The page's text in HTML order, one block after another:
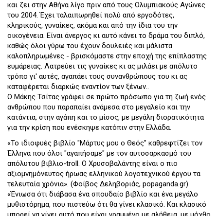
και ζει στην Αθήνα λίγο πριν από τους Ολυμπιακούς Αγώνες
του 2004. Έχει ταλαιπωρηθεί πολύ από εργοδότες,
κληρικούς, γυναίκες, ακόμα και από την ίδια του την
οικογένεια. Είναι άνεργος κι αυτό κάνει το δράμα του διπλό,
καθώς όλοι γύρω του έχουν δουλειές και μάλιστα
καλοπληρωμένες - βρισκόμαστε στην εποχή της επίπλαστης
ευμάρειας. Λατρεύει τις γυναίκες κι ας μιλάει με απόλυτο
τρόπο γι' αυτές, αγαπάει τους συνανθρώπους του κι ας
καταφέρεται διαρκώς εναντίον των ξένων..
Ο Μάκης Τσίτας γράφει σε πρώτο πρόσωπο για τη ζωή ενός
ανθρώπου που παραπαίει ανάμεσα στο μεγαλείο και την
κατάντια, στην αγάπη και το μίσος, με μεγάλη διορατικότητα
για την κρίση που ενέσκηψε κατόπιν στην Ελλάδα.
«Το ιδιοφυές βιβλίο "Μάρτυς μου ο Θεός" καθρεφτίζει τον
Έλληνα που όλοι "αγαπήσαμε" με τον αυτοσαρκασμό του
απόλυτου βιβλιο-troll. Ο Χρυσοβαλάντης είναι ο πιο
αξιομνημόνευτος ήρωας ελληνικού λογοτεχνικού έργου τα
τελευταία χρόνια». (Φοίβος Δεληβοριάς, popaganda.gr)
«Ένιωσα ότι διάβασα ένα σπουδαίο βιβλίο και ένα μεγάλο
μυθιστόρημα, που πιστεύω ότι θα γίνει κλασικό. Και κλασικό